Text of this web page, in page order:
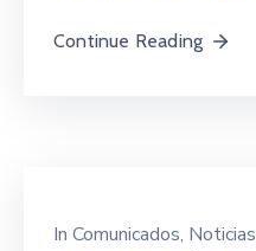
Continue Reading
In Comunicados‚ Noticias